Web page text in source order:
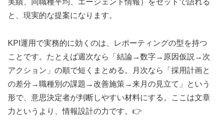
実績、同職種平均、エージェント情報）をセットで語れる
と、現実的な提案になります。
KPI運用で実務的に効くのは、レポーティングの型を持つ
ことです。たとえば週次なら「結論→数字→原因仮説→次
アクション」の順で短くまとめる。月次なら「採用計画と
の差分→職種別の課題→改善施策→来月の見立て」という
形で、意思決定者が判断しやすい材料にする。ここは文章
力というより、情報設計の力です。👉